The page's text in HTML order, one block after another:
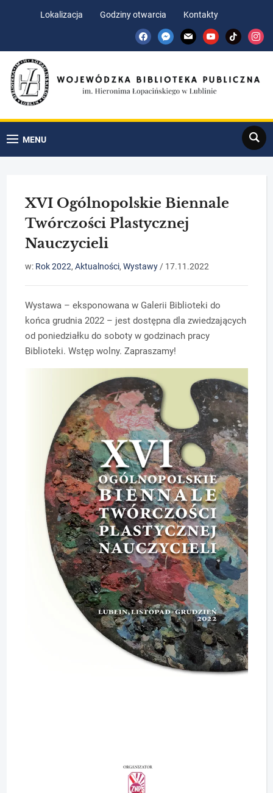
Lokalizacja Godziny otwarcia
Kontakty
facebookmessenger
mail youtubetiktok
MENU
Search
XVI Ogólnopolskie Biennale
Twórczości Plastycznej
Nauczycieli
w: Rok 2022,Aktualności,Wystawy / 17.11.2022
Wystawa – eksponowana w Galerii Biblioteki do
końca grudnia 2022 – jest dostępna dla zwiedzających
od poniedziałku do soboty w godzinach pracy
Biblioteki. Wstęp wolny. Zapraszamy!